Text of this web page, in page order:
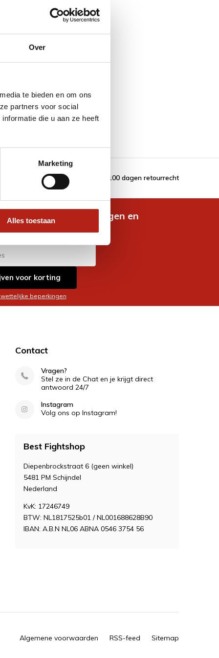
Over
te bieden en om ons
partners voor social
die u aan ze heeft
Marketing
Alles toestaan
100 dagen retourrecht
nieuwste aanbiedingen en
voor korting
beperkingen
Contact
Vragen?
Stel ze in de Chat en je krijgt direct
antwoord 24/7
Instagram
Volg ons op Instagram!
Best Fightshop
Diepenbrockstraat 6 (geen winkel)
5481 PM Schijndel
Nederland
KvK: 17246749
BTW: NL1817525b01 / NL001688628B90
IBAN: A.B.N NL06 ABNA 0546 3754 56
Algemene voorwaarden RSS-feed Sitemap